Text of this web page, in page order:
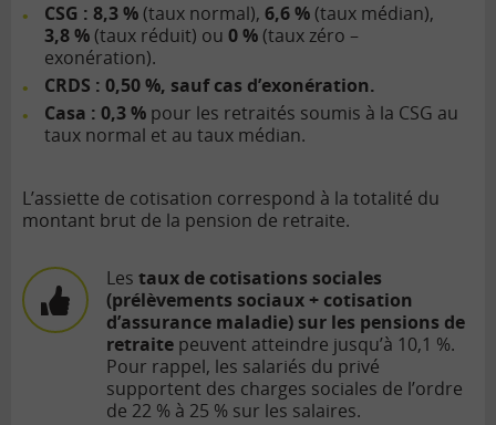
CSG : 8,3 %(taux normal), 6,6 %(taux médian),
3,8 %(taux réduit) ou 0 %(taux zéro –
exonération).
CRDS : 0,50 %, sauf cas d’exonération.
Casa : 0,3 % pour les retraités soumis à la CSG au
taux normal et au taux médian.
L’assiette de cotisation correspond à la totalité du
montant brut de la pension de retraite.
Les taux de cotisations sociales
(prélèvements sociaux + cotisation
d’assurance maladie) sur les pensions de
retraite peuvent atteindre jusqu’à 10,1 %.
Pour rappel, les salariés du privé
supportent des charges sociales de l’ordre
de 22 % à 25 % sur les salaires.